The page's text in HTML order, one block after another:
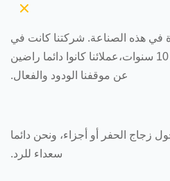
هذه الصناعة. شركتنا كانت في
صناعة قطع حفر لأكثر من 10 سنوات،عملائنا كانوا دائما راضين
عن موقفنا الودود والفعال.
زجاج الحفر أو أجزاء، ونحن دائما
سعداء للرد.